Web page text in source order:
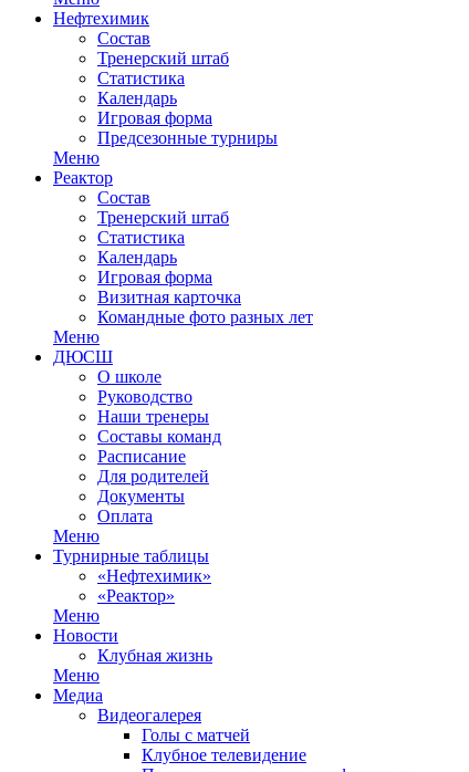
Нефтехимик
Состав
Тренерский штаб
Статистика
Календарь
Игровая форма
Предсезонные турниры
Меню
Реактор
Состав
Тренерский штаб
Статистика
Календарь
Игровая форма
Визитная карточка
Командные фото разных лет
Меню
ДЮСШ
О школе
Руководство
Наши тренеры
Составы команд
Расписание
Для родителей
Документы
Оплата
Меню
Турнирные таблицы
«Нефтехимик»
«Реактор»
Меню
Новости
Клубная жизнь
Меню
Медиа
Видеогалерея
Голы с матчей
Клубное телевидение